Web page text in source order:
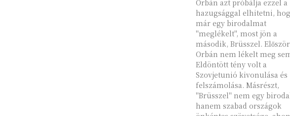
Orbán azt próbálja ezzel a
hazugsággal elhitetni,
már egy birodalmat
"meglékelt", most jön a
második, Brüsszel.
Orbán nem lékelt meg
Eldöntött tény volt a
Szovjetunió kivonulása és
felszámolása. Másrészt,
"Brüsszel" nem egy
hanem szabad országok